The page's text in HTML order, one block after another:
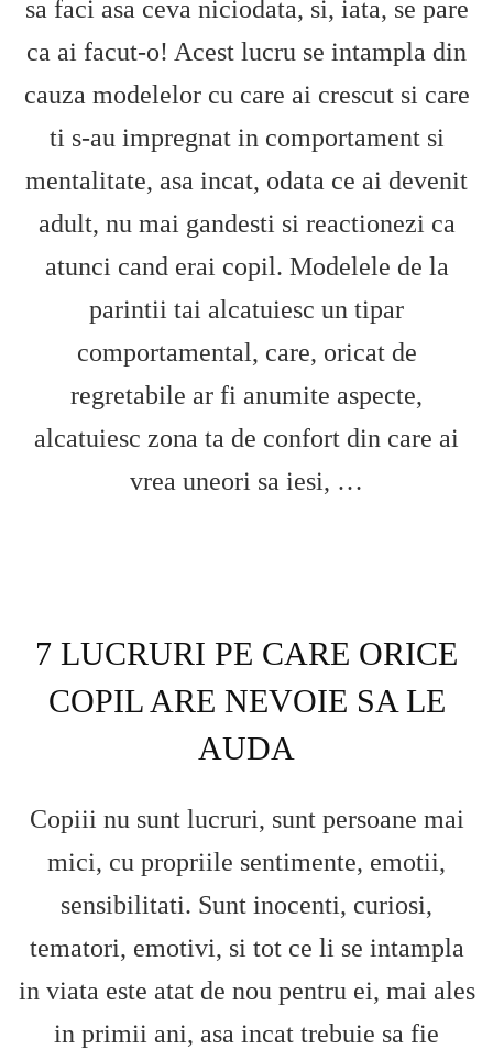
sa faci asa ceva niciodata, si, iata, se pare
ca ai facut-o! Acest lucru se intampla din
cauza modelelor cu care ai crescut si care
ti s-au impregnat in comportament si
mentalitate, asa incat, odata ce ai devenit
adult, nu mai gandesti si reactionezi ca
atunci cand erai copil. Modelele de la
parintii tai alcatuiesc un tipar
comportamental, care, oricat de
regretabile ar fi anumite aspecte,
alcatuiesc zona ta de confort din care ai
vrea uneori sa iesi, …
7 LUCRURI PE CARE ORICE
COPIL ARE NEVOIE SA LE
AUDA
Copiii nu sunt lucruri, sunt persoane mai
mici, cu propriile sentimente, emotii,
sensibilitati. Sunt inocenti, curiosi,
tematori, emotivi, si tot ce li se intampla
in viata este atat de nou pentru ei, mai ales
in primii ani, asa incat trebuie sa fie